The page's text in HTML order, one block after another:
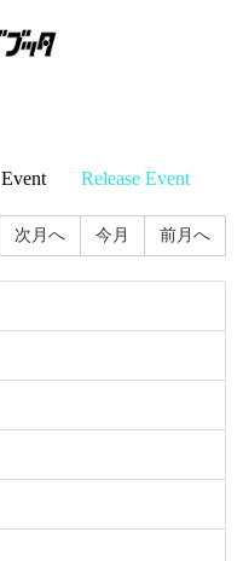
Event Release Event
前月へ
今月
次月へ